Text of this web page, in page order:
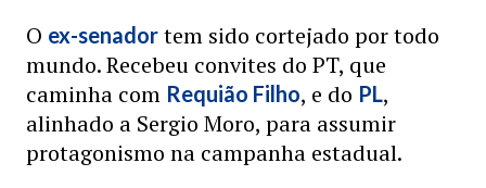
O ex-senador tem sido cortejado por todo
mundo. Recebeu convites do PT, que
caminha com Requião Filho, e do PL,
alinhado a Sergio Moro, para assumir
protagonismo na campanha estadual.